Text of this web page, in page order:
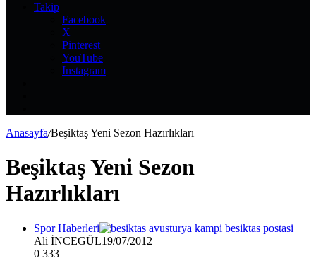
Takip
Facebook
X
Pinterest
YouTube
Instagram
Anasayfa/Beşiktaş Yeni Sezon Hazırlıkları
Beşiktaş Yeni Sezon
Hazırlıkları
Spor Haberleri
Ali İNCEGÜL19/07/2012
0 333